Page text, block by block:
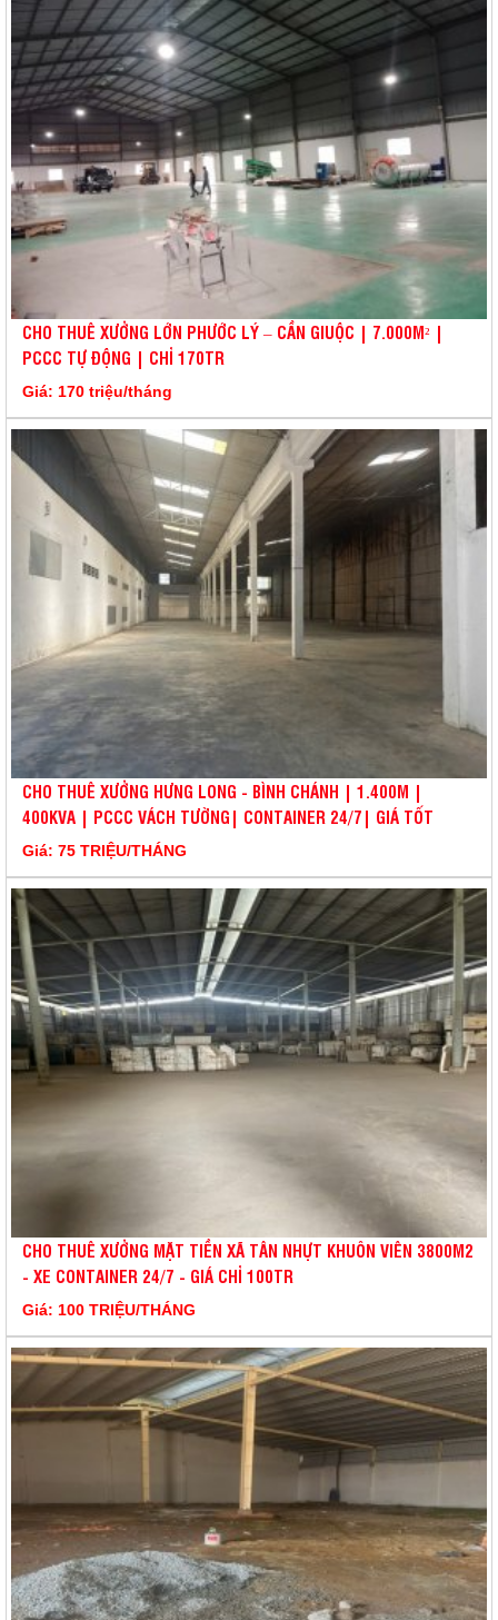
CHO THUÊ XƯỞNG LỚN PHƯỚC LÝ – CẦN GIUỘC | 7.000M² |
PCCC TỰ ĐỘNG | CHỈ 170TR
Giá: 170 triệu/tháng
CHO THUÊ XƯỞNG HƯNG LONG - BÌNH CHÁNH | 1.400M |
400KVA | PCCC VÁCH TƯỜNG| CONTAINER 24/7| GIÁ TỐT
Giá: 75 TRIỆU/THÁNG
CHO THUÊ XƯỞNG MẶT TIỀN XÃ TÂN NHỰT KHUÔN VIÊN 3800M2
- XE CONTAINER 24/7 - GIÁ CHỈ 100TR
Giá: 100 TRIỆU/THÁNG